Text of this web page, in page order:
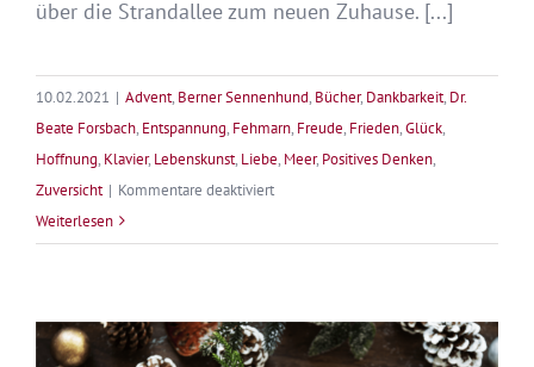
über die Strandallee zum neuen Zuhause. [...]
10.02.2021 | Advent, Berner Sennenhund, Bücher, Dankbarkeit, Dr.
Beate Forsbach, Entspannung, Fehmarn, Freude, Frieden,Glück,
Hoffnung, Klavier, Lebenskunst, Liebe, Meer, Positives Denken,
Zuversicht | Kommentare deaktiviertfür
Beate
„Winterglück“
Weiterlesen